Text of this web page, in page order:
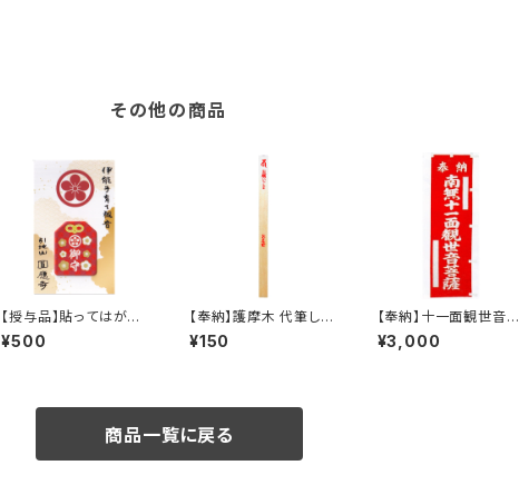
その他の商品
【授与品】貼ってはがせ
るシール御守り
¥500
【奉納】護摩木 代筆しま
す
¥150
【奉納】十一面観世音菩
薩 のぼり旗
¥3,000
商品一覧に戻る